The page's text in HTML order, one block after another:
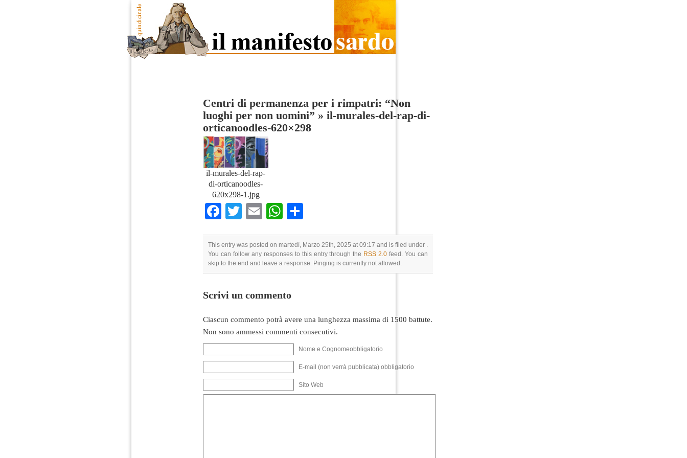
Centri di permanenza per i rimpatri: “Non
luoghi per non uomini” » il-murales-del-rap-di-
orticanoodles-620×298
il-murales-del-rap-
di-orticanoodles-
620x298-1.jpg
Facebook
Twitter
EmailWhatsApp
This entry was posted on martedì, Marzo 25th, 2025 at 09:17 and is filed under .
You can follow any responses to this entry through the RSS 2.0 feed. You can
skip to the end and leave a response. Pinging is currently not allowed.
Scrivi un commento
Ciascun commento potrà avere una lunghezza massima di 1500 battute.
Non sono ammessi commenti consecutivi.
Nome e Cognomeobbligatorio
E-mail (non verrà pubblicata) obbligatorio
Sito Web